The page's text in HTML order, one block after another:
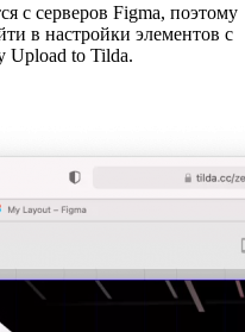
с серверов Figma, поэтому
в настройки элементов с
Upload to Tilda.